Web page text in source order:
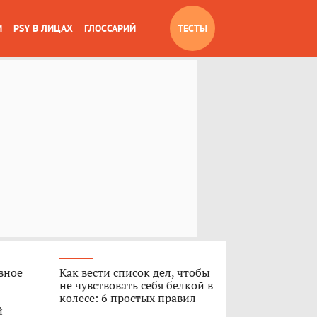
PSY В ЛИЦАХ ГЛОССАРИЙ ТЕСТЫ
Как вести список дел, чтобы
не чувствовать себя белкой в
колесе: 6 простых правил